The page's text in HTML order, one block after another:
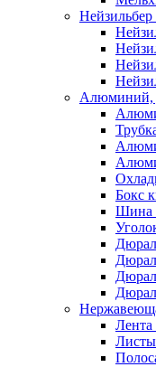
Алюминий,
Бокс
Шина
Лента